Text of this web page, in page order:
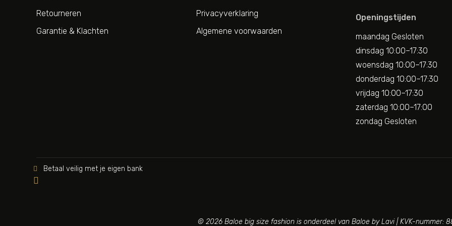
Retourneren
Garantie & Klachten
Privacyverklaring
Algemene voorwaarden
Openingstijden
maandag Gesloten
dinsdag 10:00–17:30
woensdag 10:00–17:30
donderdag 10:00–17:30
vrijdag 10:00–17:30
zaterdag 10:00–17:00
zondag Gesloten
 Betaal veilig met je eigen bank

© 2026 Baloe big size fashion is onderdeel van Baloe by Lavi | KVK-nummer: